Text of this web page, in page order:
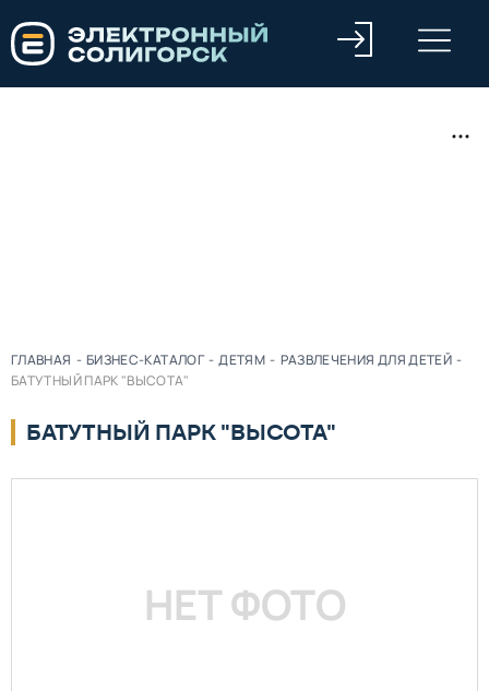
ГЛАВНАЯ - БИЗНЕС-КАТАЛОГ - ДЕТЯМ - РАЗВЛЕЧЕНИЯ ДЛЯ ДЕТЕЙ -
БАТУТНЫЙ ПАРК "ВЫСОТА"
БАТУТНЫЙ ПАРК "ВЫСОТА"
НЕТ ФОТО